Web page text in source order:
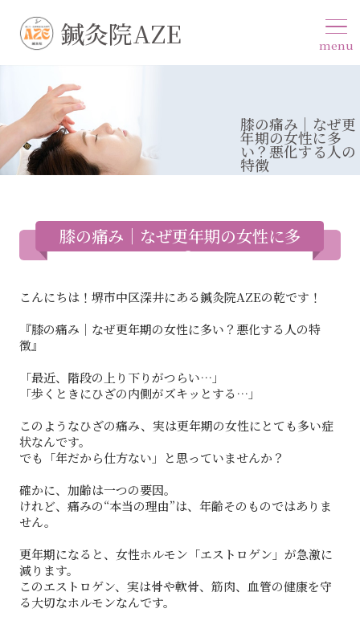
鍼灸院AZE menu
膝の痛み｜なぜ更
年期の女性に多
い？悪化する人の
特徴
膝の痛み｜なぜ更年期の女性に多
い？
こんにちは！堺市中区深井にある鍼灸院AZEの乾です！
『膝の痛み｜なぜ更年期の女性に多い？悪化する人の特
徴』
「最近、階段の上り下りがつらい…」
「歩くときにひざの内側がズキッとする…」
このようなひざの痛み、実は更年期の女性にとても多い症
状なんです。
でも「年だから仕方ない」と思っていませんか？
確かに、加齢は一つの要因。
けれど、痛みの“本当の理由”は、年齢そのものではありま
せん。
更年期になると、女性ホルモン「エストロゲン」が急激に
減ります。
このエストロゲン、実は骨や軟骨、筋肉、血管の健康を守
る大切なホルモンなんです。